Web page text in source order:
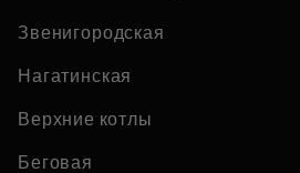
Звенигородская
Нагатинская
Верхние котлы
Беговая